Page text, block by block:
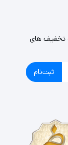
تخفیف های
ثبت‌نام